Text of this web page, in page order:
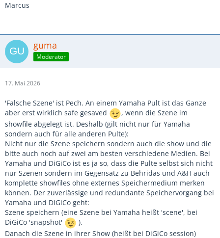
Marcus
guma
Moderator
17. Mai 2026
'Falsche Szene' ist Pech. An einem Yamaha Pult ist das Ganze
aber erst wirklich safe gesaved
, wenn die Szene im
showfile abgelegt ist. Deshalb (gilt nicht nur für Yamaha
sondern auch für alle anderen Pulte):
Nicht nur die Szene speichern sondern auch die show und die
bitte auch noch auf zwei am besten verschiedene Medien. Bei
Yamaha und DiGiCo ist es ja so, dass die Pulte selbst sich nicht
nur Szenen sondern im Gegensatz zu Behridas und A&H auch
komplette showfiles ohne externes Speichermedium merken
können. Der zuverlässige und redundante Speichervorgang bei
Yamaha und DiGiCo geht:
Szene speichern (eine Szene bei Yamaha heißt 'scene', bei
DiGiCo 'snapshot'
),
Danach die Szene in ihrer Show (heißt bei DiGiCo session)